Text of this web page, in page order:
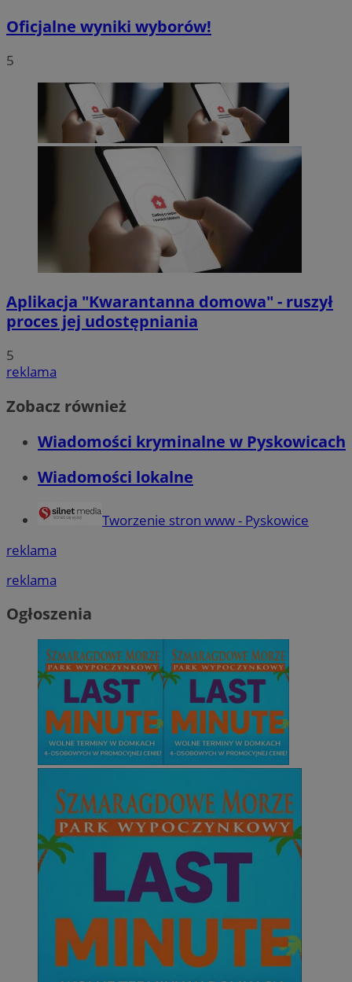
Oficjalne wyniki wyborów!
5
Aplikacja "Kwarantanna domowa" - ruszył
proces jej udostępniania
5
reklama
Zobacz również
Wiadomości kryminalne w Pyskowicach
Wiadomości lokalne
Tworzenie stron www - Pyskowice
reklama
reklama
Ogłoszenia